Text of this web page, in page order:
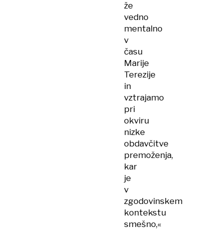
že
vedno
mentalno
v
času
Marije
Terezije
in
vztrajamo
pri
okviru
nizke
obdavčitve
premoženja,
kar
je
v
zgodovinskem
kontekstu
smešno,«